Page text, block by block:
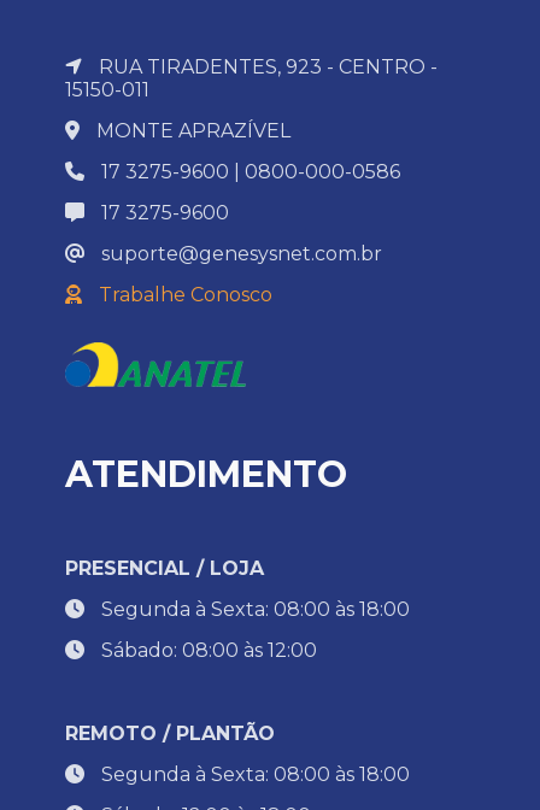
RUA TIRADENTES, 923 - CENTRO -
15150-011
MONTE APRAZÍVEL
17 3275-9600 | 0800-000-0586
17 3275-9600
suporte@genesysnet.com.br
Trabalhe Conosco
ATENDIMENTO
PRESENCIAL / LOJA
Segunda à Sexta: 08:00 às 18:00
Sábado: 08:00 às 12:00
REMOTO / PLANTÃO
Segunda à Sexta: 08:00 às 18:00